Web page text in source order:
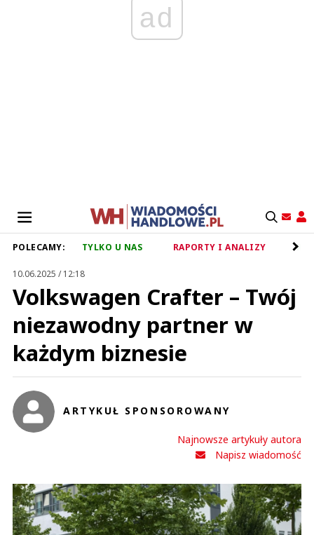
ad
POLECAMY: TYLKO U NAS RAPORTY I ANALIZY
10.06.2025 / 12:18
Volkswagen Crafter – Twój
niezawodny partner w
każdym biznesie
ARTYKUŁ SPONSOROWANY
Najnowsze artykuły autora
Napisz wiadomość